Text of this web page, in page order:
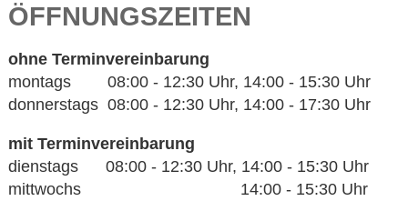
ÖFFNUNGSZEITEN
ohne Terminvereinbarung
montags 08:00 - 12:30 Uhr, 14:00 - 15:30 Uhr
donnerstags 08:00 - 12:30 Uhr, 14:00 - 17:30 Uhr
mit Terminvereinbarung
dienstags 08:00 - 12:30 Uhr, 14:00 - 15:30 Uhr
mittwochs 14:00 - 15:30 Uhr